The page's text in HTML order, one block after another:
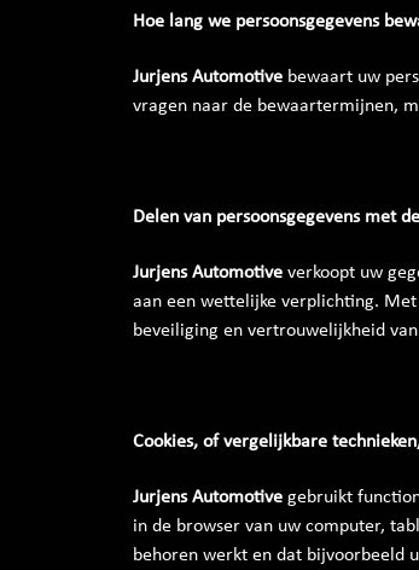
Hoe lang we persoonsgegevens
Jurjens Automotivebewaart uw
vragen naar de bewaartermijnen,
Delen van persoonsgegevens met
Jurjens Automotiveverkoopt uw
aan een wettelijke verplichting.
beveiliging en vertrouwelijkheid
Cookies, of vergelijkbare
Jurjens Automotivegebruikt
in de browser van uw computer,
behoren werkt en dat bijvoorbeeld